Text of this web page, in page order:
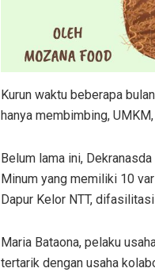
Kurun waktu beberapa
hanya membimbing,
Belum lama ini,
Minum yang memiliki 10
Dapur Kelor NTT,
Maria Bataona, pelaku
tertarik dengan usaha